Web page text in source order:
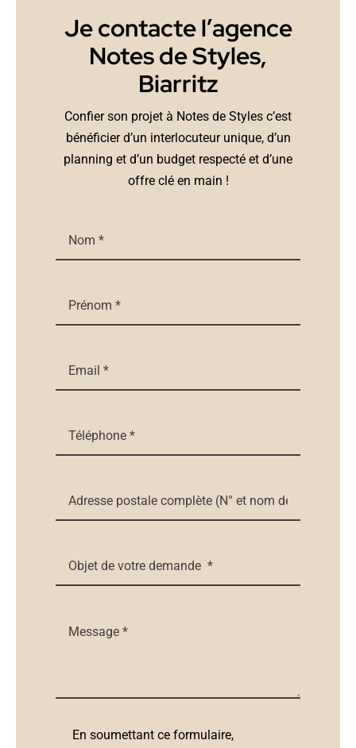
Je contacte l’agence
Notes de Styles,
Biarritz
Confier son projet à Notes de Styles c’est
bénéficier d’un interlocuteur unique, d’un
planning et d’un budget respecté et d’une
offre clé en main !
En soumettant ce formulaire,